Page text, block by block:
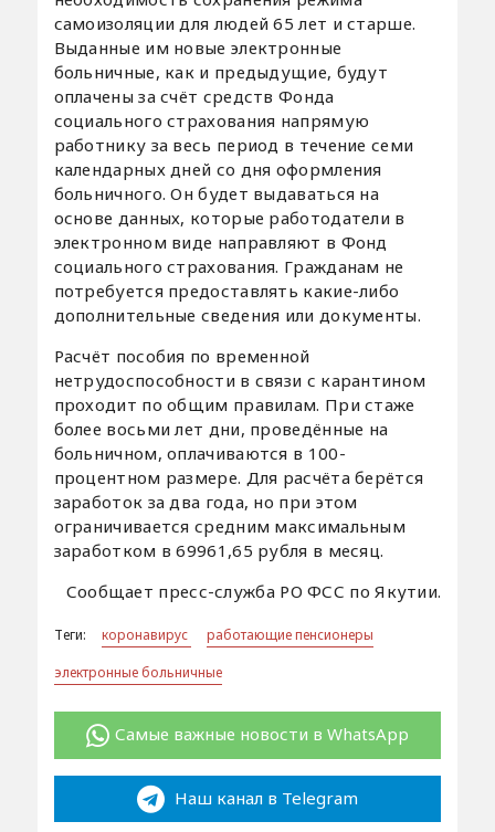
самоизоляции для людей 65 лет и старше.
Выданные им новые электронные
больничные, как и предыдущие, будут
оплачены за счёт средств Фонда
социального страхования напрямую
работнику за весь период в течение семи
календарных дней со дня оформления
больничного. Он будет выдаваться на
основе данных, которые работодатели в
электронном виде направляют в Фонд
социального страхования. Гражданам не
потребуется предоставлять какие-либо
дополнительные сведения или документы.
Расчёт пособия по временной
нетрудоспособности в связи с карантином
проходит по общим правилам. При стаже
более восьми лет дни, проведённые на
больничном, оплачиваются в 100-
процентном размере. Для расчёта берётся
заработок за два года, но при этом
ограничивается средним максимальным
заработком в 69961,65 рубля в месяц.
Сообщает пресс-служба РО ФСС по Якутии.
Теги: коронавирус
работающие пенсионеры
электронные больничные
Самые важные новости в WhatsApp
Наш канал в Telegram